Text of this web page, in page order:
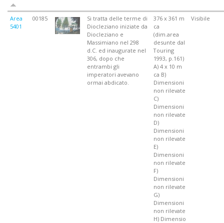
Area
5401
00185
Si tratta delle terme di
Diocleziano iniziate da
Diocleziano e
Massimiano nel 298
d.C. ed inaugurate nel
306, dopo che
entrambi gli
imperatori avevano
ormai abdicato.
376 x 361 m
ca
(dim.area
desunte dal
Touring
1993, p.161)
A) 4 x 10 m
ca B)
Dimensioni
non rilevate
C)
Dimensioni
non rilevate
D)
Dimensioni
non rilevate
E)
Dimensioni
non rilevate
F)
Dimensioni
non rilevate
G)
Dimensioni
non rilevate
H) Dimensio
Visibile